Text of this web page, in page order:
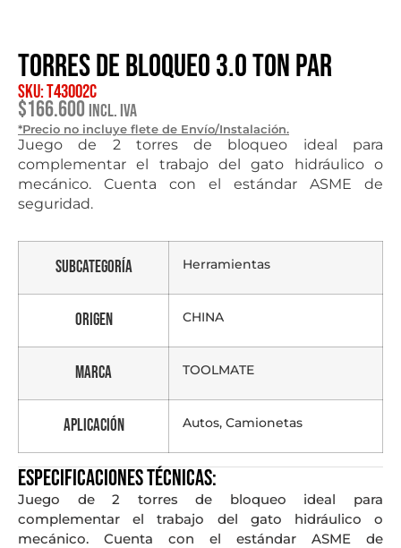
Torres de bloqueo 3.0 Ton par
SKU: T43002C
$166.600 Incl. IVA
*Precio no incluye flete de Envío/Instalación.
Juego de 2 torres de bloqueo ideal para
complementar el trabajo del gato hidráulico o
mecánico. Cuenta con el estándar ASME de
seguridad.
Subcategoría Herramientas
Origen CHINA
Marca TOOLMATE
Aplicación Autos, Camionetas
Especificaciones técnicas:
Juego de 2 torres de bloqueo ideal para
complementar el trabajo del gato hidráulico o
mecánico. Cuenta con el estándar ASME de